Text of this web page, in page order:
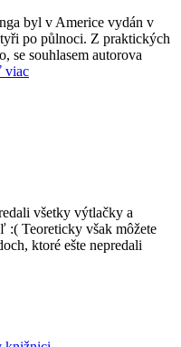
byl v Americe vydán v
po půlnoci. Z praktických
se souhlasem autorova
viac
všetky výtlačky a
:( Teoreticky však môžete
ktoré ešte nepredali